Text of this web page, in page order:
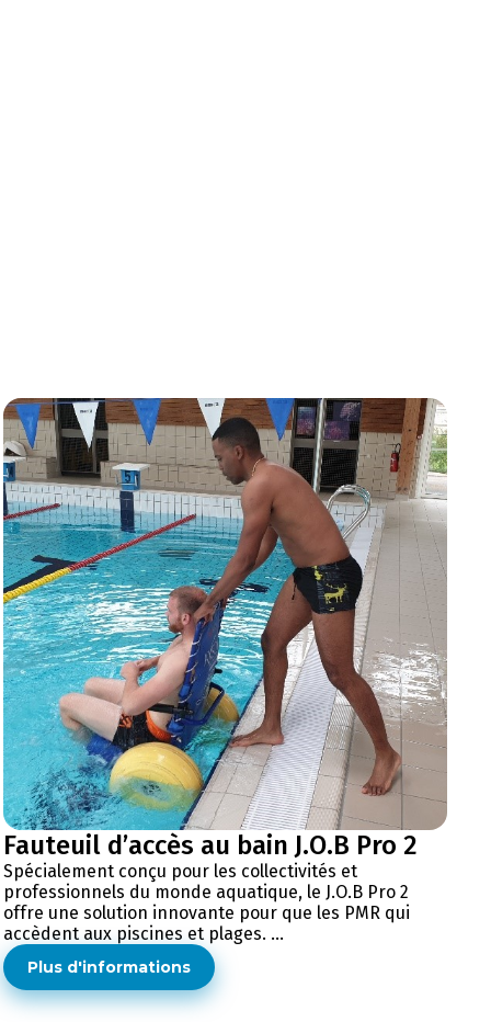
Fauteuil d’accès au bain J.O.B Pro 2
Spécialement conçu pour les collectivités et
professionnels du monde aquatique, le J.O.B Pro 2
offre une solution innovante pour que les PMR qui
accèdent aux piscines et plages. ...
Plus d'informations